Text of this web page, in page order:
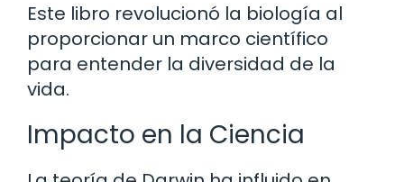
Este libro revolucionó la biología al
proporcionar un marco científico
para entender la diversidad de la
vida.
Impacto en la Ciencia